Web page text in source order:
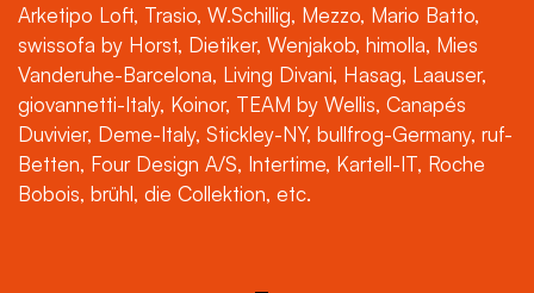
Arketipo Loft, Trasio, W.Schillig, Mezzo, Mario Batto,
swissofa by Horst, Dietiker, Wenjakob, himolla, Mies
Vanderuhe-Barcelona, Living Divani, Hasag, Laauser,
giovannetti-Italy, Koinor, TEAM by Wellis, Canapés
Duvivier, Deme-Italy, Stickley-NY, bullfrog-Germany, ruf-
Betten, Four Design A/S, Intertime, Kartell-IT, Roche
Bobois, brühl, die Collektion, etc.